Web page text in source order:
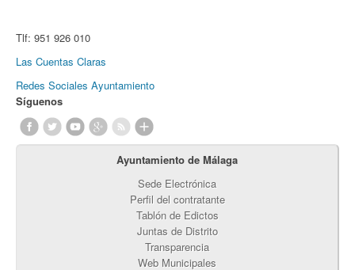
Tlf: 951 926 010
Las Cuentas Claras
Redes Sociales Ayuntamiento
Síguenos
Ayuntamiento de Málaga
Sede Electrónica
Perfil del contratante
Tablón de Edictos
Juntas de Distrito
Transparencia
Web Municipales